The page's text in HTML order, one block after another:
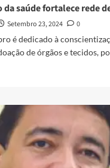
da saúde fortalece rede
Setembro 23, 2024
0
é dedicado à
de órgãos e tecidos,